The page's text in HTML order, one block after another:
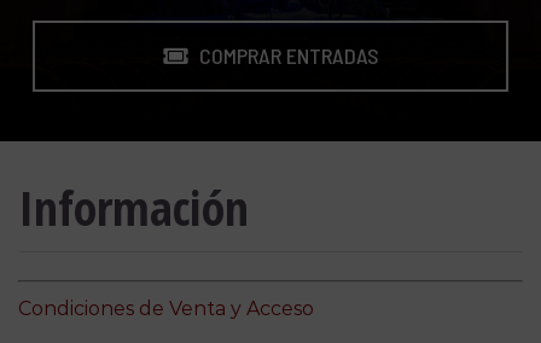
COMPRAR ENTRADAS
Información
Condiciones de Venta y Acceso